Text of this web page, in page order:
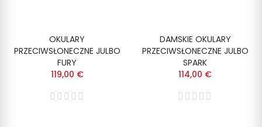
OKULARY
PRZECIWSŁONECZNE JULBO
FURY
119,00 €
DAMSKIE OKULARY
PRZECIWSŁONECZNE JULBO
SPARK
114,00 €